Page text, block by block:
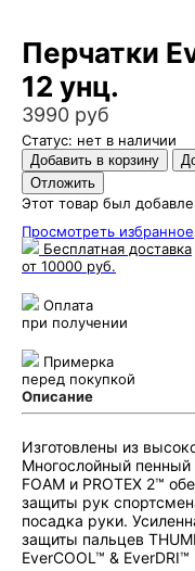
Перчатки
12 унц.
3990 руб
Статус: нет в наличии
Этот товар был
Просмотреть избранное
Бесплатная доставка
от 10000 руб.
Оплата
при получении
Примерка
перед покупкой
Описание
Изготовлены из
Многослойный пенный
FOAM и PROTEX 2™
защиты рук
посадка руки.
защиты пальцев
EverCOOL™ & EverDRI™